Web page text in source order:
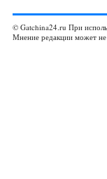
© Gatchina24.ru При
Мнение редакции может не